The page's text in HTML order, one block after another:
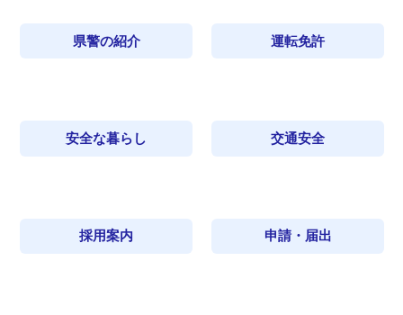
県警の紹介 運転免許
安全な暮らし 交通安全
採用案内 申請・届出